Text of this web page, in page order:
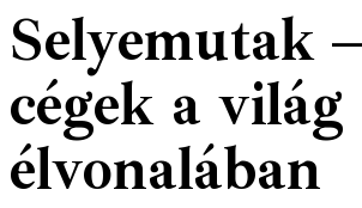
Selyemutak
cégek a világ
élvonalában